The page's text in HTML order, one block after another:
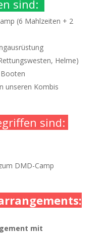
sind:
(6 Mahlzeiten + 2
Helme)
unseren Kombis
sind:
DMD-Camp
mit